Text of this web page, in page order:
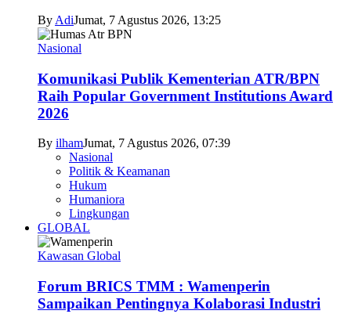
By AdiJumat, 7 Agustus 2026, 13:25
Nasional
Komunikasi Publik Kementerian ATR/BPN
Raih Popular Government Institutions Award
2026
By ilhamJumat, 7 Agustus 2026, 07:39
Nasional
Politik & Keamanan
Hukum
Humaniora
Lingkungan
GLOBAL
Kawasan Global
Forum BRICS TMM : Wamenperin
Sampaikan Pentingnya Kolaborasi Industri